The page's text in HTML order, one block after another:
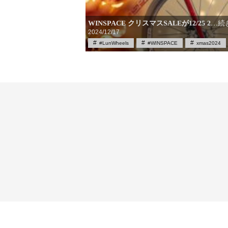
WINSPACE クリスマスSALEが12/25 2…続
2024/12/17
#LunWheels #WINSPACE xmas2024